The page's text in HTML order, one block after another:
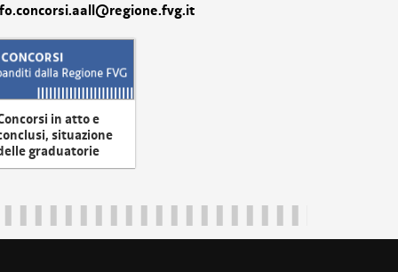
in atto e
situazione
graduatorie